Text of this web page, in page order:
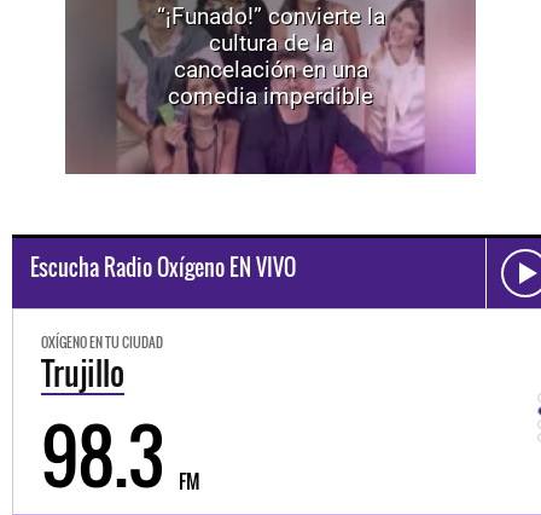
“¡Funado!” convierte la
cultura de la
cancelación en una
comedia imperdible
Escucha Radio Oxígeno EN VIVO
OXÍGENO EN TU CIUDAD
Trujillo
98.3 FM